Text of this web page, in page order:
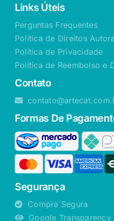
Links Úteis
Perguntas Frequentes
Política de Direitos
Política de Privacidade
Política de Reembolso e
Contato
Formas De
Segurança
Compra Segura
Google Transparency